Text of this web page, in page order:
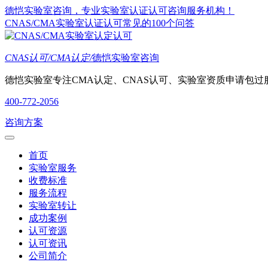
德恺实验室咨询，专业实验室认证认可咨询服务机构！
CNAS/CMA实验室认证认可常见的100个问答
CNAS认可/CMA认定/德恺实验室咨询
德恺实验室专注CMA认定、CNAS认可、实验室资质申请包过
400-772-2056
咨询方案
首页
实验室服务
收费标准
服务流程
实验室转让
成功案例
认可资源
认可资讯
公司简介